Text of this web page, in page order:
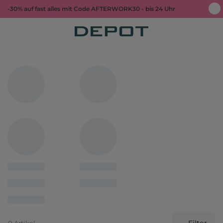
-30% auf fast alles mit Code AFTERWORK30 - bis 24 Uhr